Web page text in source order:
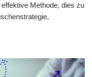
Methode, dies zu